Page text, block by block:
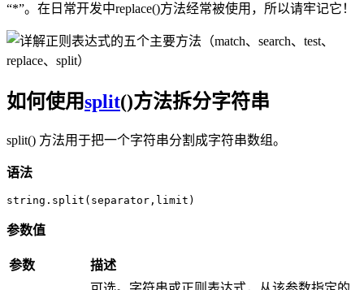
“*”。在日常开发中replace()方法经常被使用，所以请牢记它！
如何使用split()方法拆分字符串
split() 方法用于把一个字符串分割成字符串数组。
语法
string.split(separator,limit)
参数值
参数 描述